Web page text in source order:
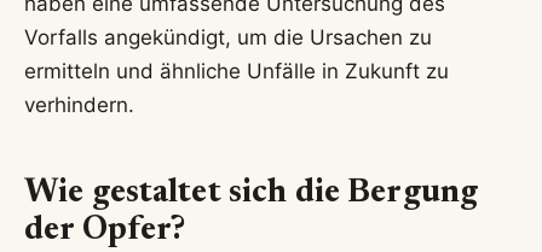
Vorfalls angekündigt, um die Ursachen zu
ermitteln und ähnliche Unfälle in Zukunft zu
verhindern.
Wie gestaltet sich die Bergung
der Opfer?